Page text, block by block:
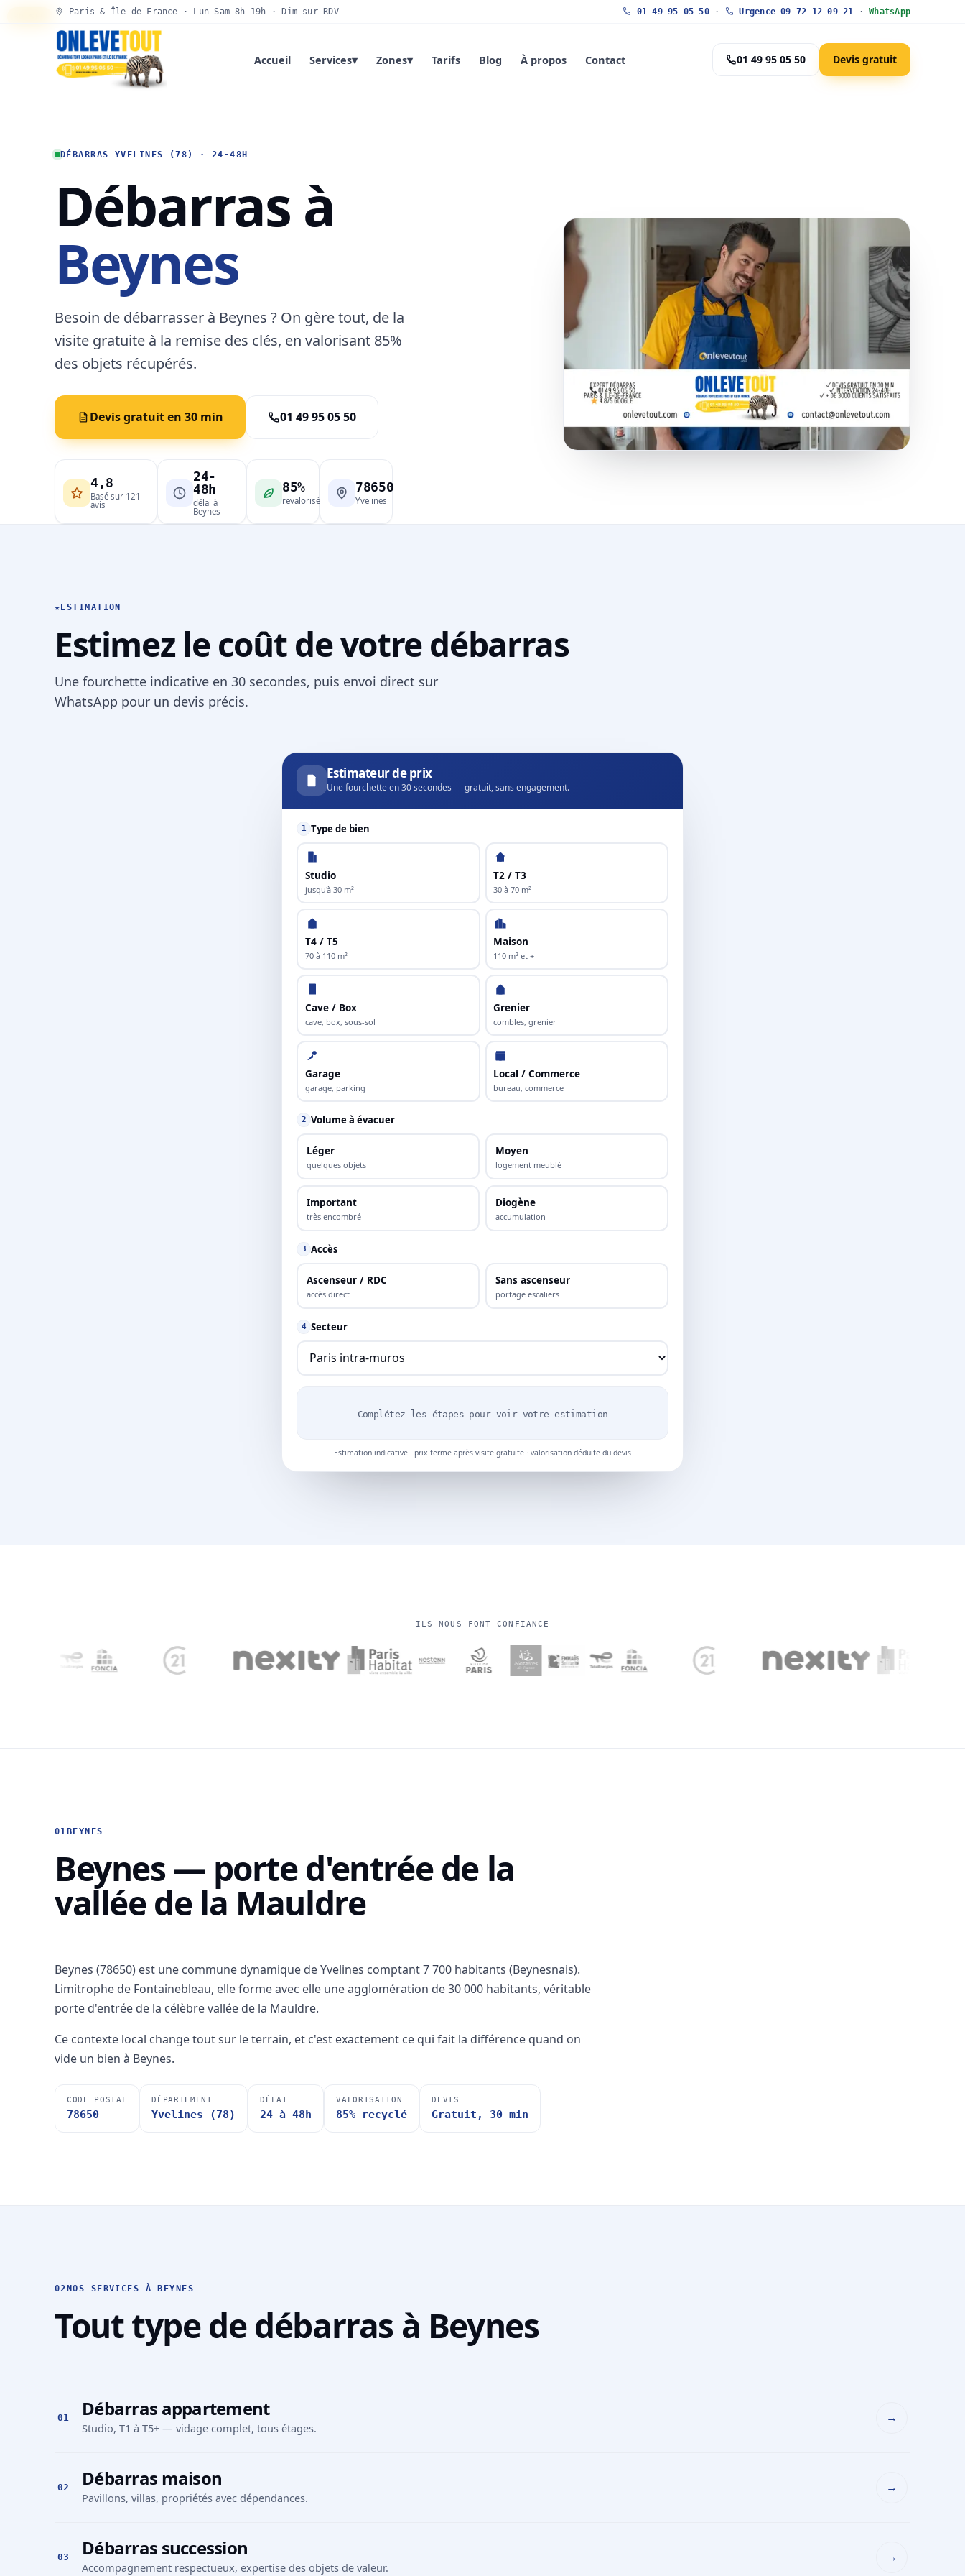
Paris & Île-de-France · Lun–Sam 8h–19h · Dim sur RDV 01 49 95 05 50· Urgence 09 72 12 09 21 ·WhatsApp
Accueil Services▾ Zones▾ Tarifs Blog À propos Contact 01 49 95 05 50 Devis gratuit
DÉBARRAS YVELINES (78) · 24-48H
Débarras à
Beynes
Besoin de débarrasser à Beynes ? On gère tout, de la
visite gratuite à la remise des clés, en valorisant 85%
des objets récupérés.
Devis gratuit en 30 min 01 49 95 05 50
4,8
Basé sur 121
avis
24-
48h
délai à
Beynes
85%
revalorisé
78650
Yvelines
★ ESTIMATION
Estimez le coût de votre débarras
Une fourchette indicative en 30 secondes, puis envoi direct sur
WhatsApp pour un devis précis.
Estimateur de prix
Une fourchette en 30 secondes — gratuit, sans engagement.
1 Type de bien
Studio
jusqu'à 30 m²
T2 / T3
30 à 70 m²
T4 / T5
70 à 110 m²
Maison
110 m² et +
Cave / Box
cave, box, sous-sol
Grenier
combles, grenier
Garage
garage, parking
Local / Commerce
bureau, commerce
2 Volume à évacuer
Léger
quelques objets
Moyen
logement meublé
Important
très encombré
Diogène
accumulation
3 Accès
Ascenseur / RDC
accès direct
Sans ascenseur
portage escaliers
4 Secteur
Complétez les étapes pour voir votre estimation
Estimation indicative · prix ferme après visite gratuite · valorisation déduite du devis
ILS NOUS FONT CONFIANCE
01 BEYNES
Beynes — porte d'entrée de la
vallée de la Mauldre
Beynes (78650) est une commune dynamique de Yvelines comptant 7 700 habitants (Beynesnais).
Limitrophe de Fontainebleau, elle forme avec elle une agglomération de 30 000 habitants, véritable
porte d'entrée de la célèbre vallée de la Mauldre.
Ce contexte local change tout sur le terrain, et c'est exactement ce qui fait la différence quand on
vide un bien à Beynes.
CODE POSTAL
78650
DÉPARTEMENT
Yvelines (78)
DÉLAI
24 à 48h
VALORISATION
85% recyclé
DEVIS
Gratuit, 30 min
02NOS SERVICES À BEYNES
Tout type de débarras à Beynes
01 Débarras appartement
Studio, T1 à T5+ — vidage complet, tous étages.
→
02 Débarras maison
Pavillons, villas, propriétés avec dépendances.
→
03 Débarras succession
Accompagnement respectueux, expertise des objets de valeur.
→